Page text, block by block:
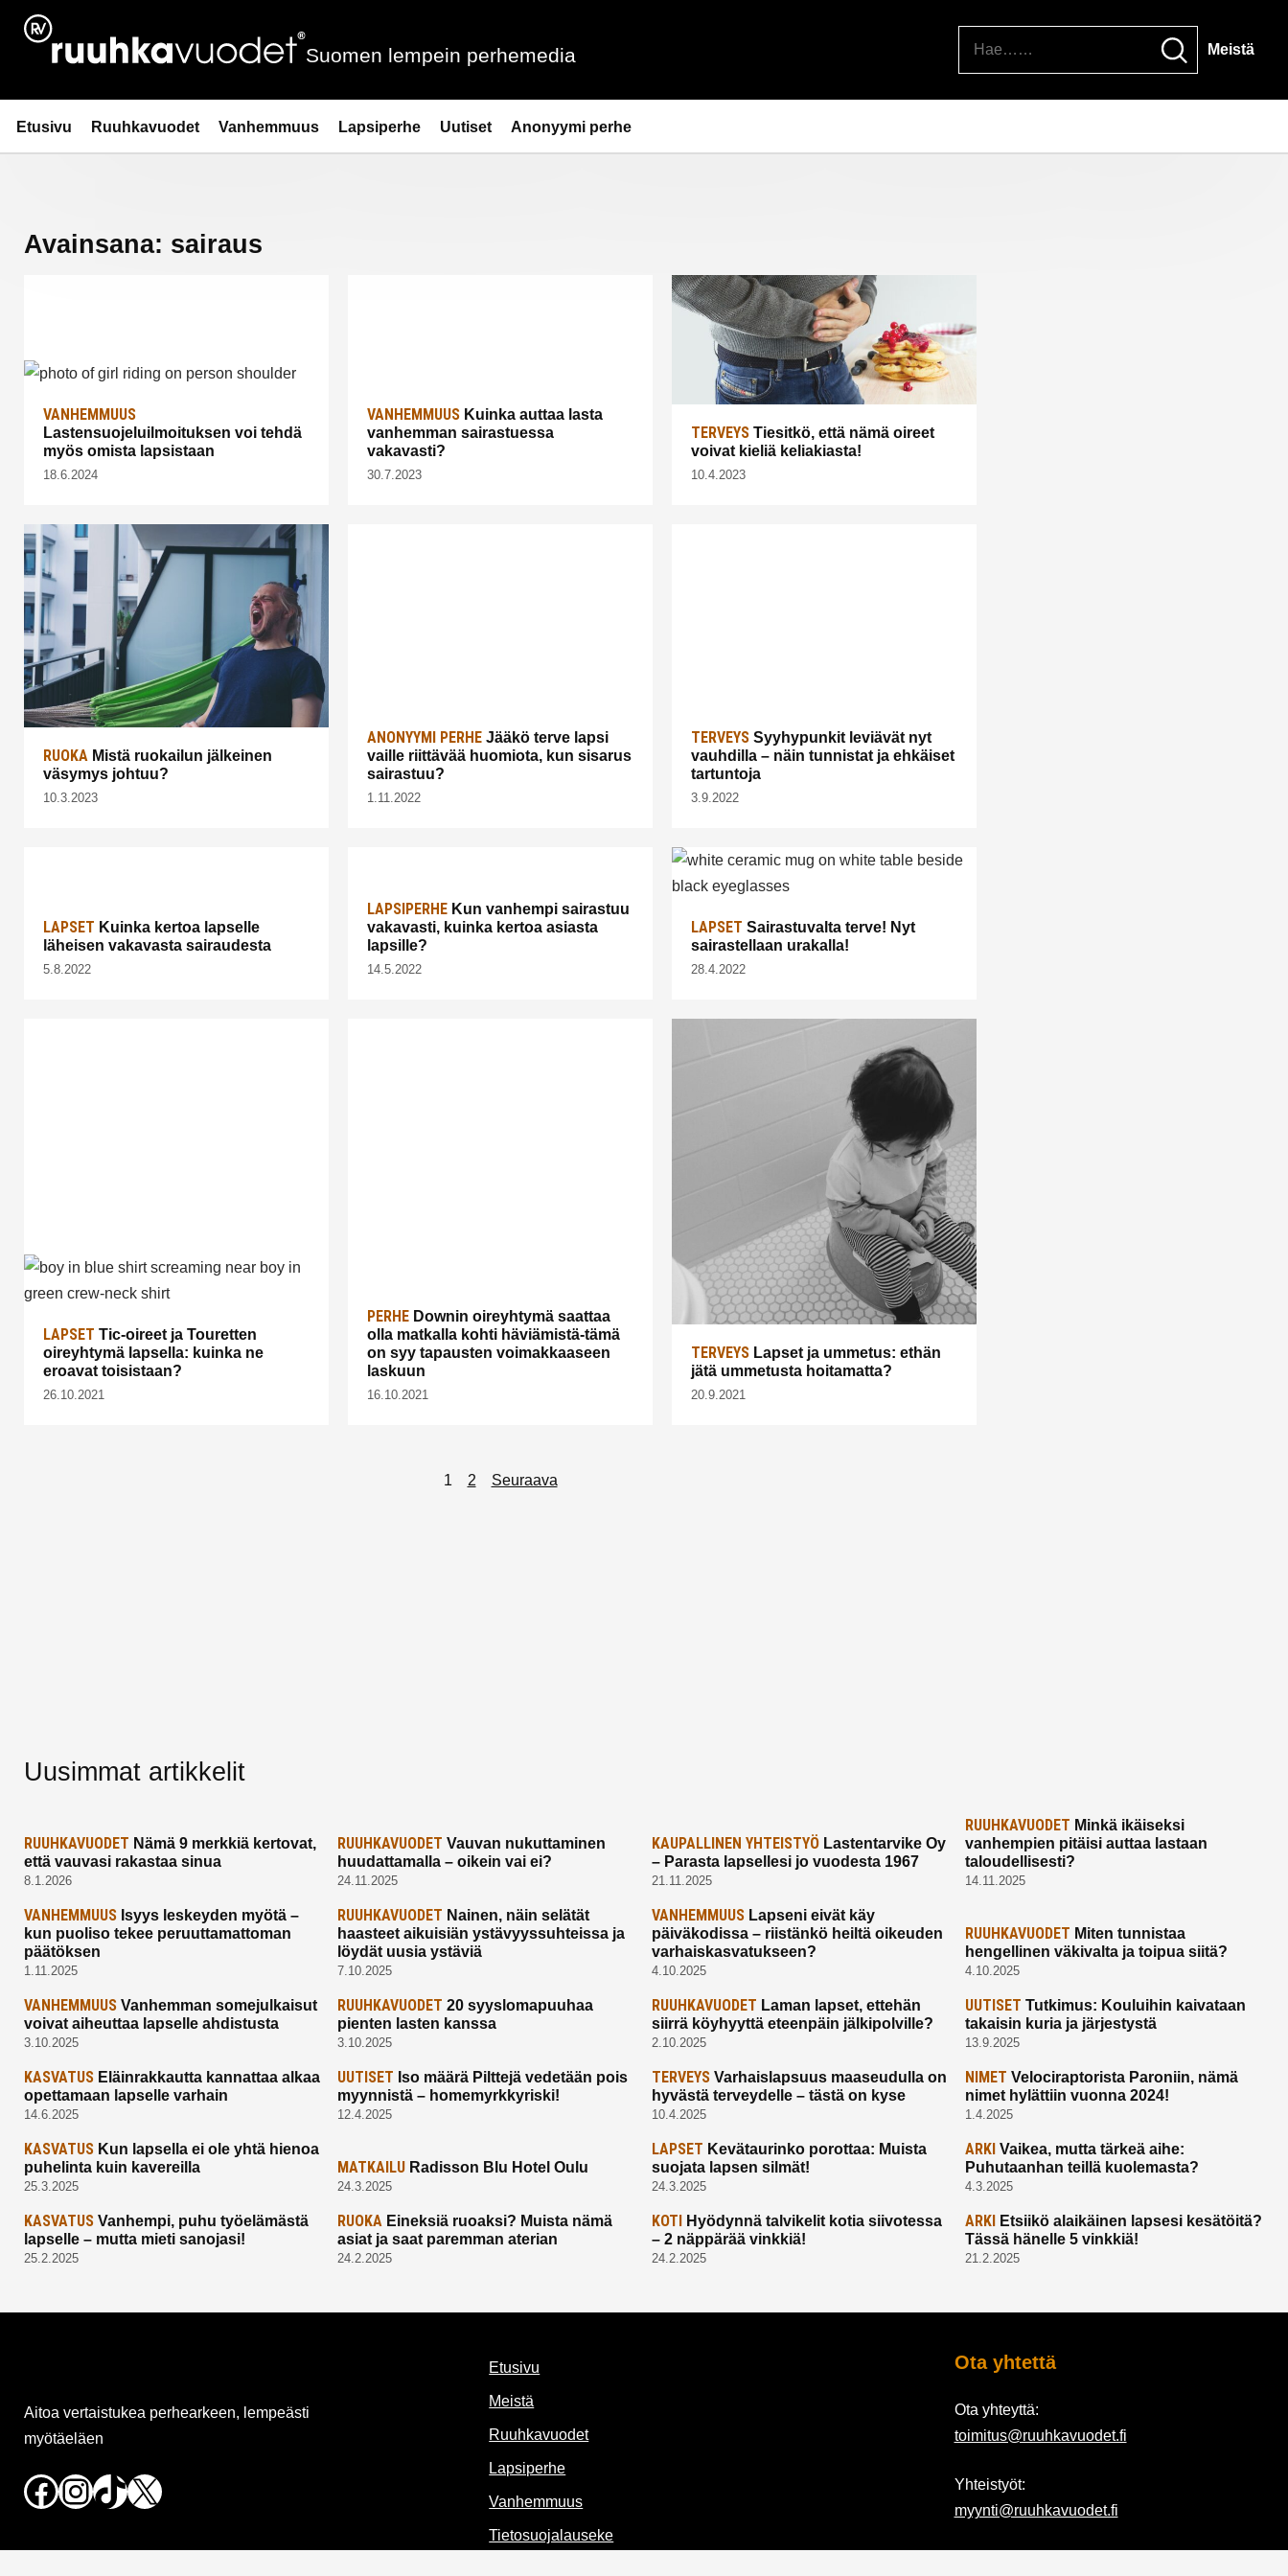
Siirry
sisältöön
Ruuhkavuodet.fi
Suomen lempein perhemedia Meistä
Etusivu Ruuhkavuodet Vanhemmuus Lapsiperhe Uutiset Anonyymi perhe
Avainsana: sairaus
VANHEMMUUS
Lastensuojeluilmoituksen voi tehdä
myös omista lapsistaan
18.6.2024
VANHEMMUUS Kuinka auttaa lasta
vanhemman sairastuessa
vakavasti?
30.7.2023
TERVEYS Tiesitkö, että nämä oireet
voivat kieliä keliakiasta!
10.4.2023
RUOKA Mistä ruokailun jälkeinen
väsymys johtuu?
10.3.2023
ANONYYMI PERHE Jääkö terve lapsi
vaille riittävää huomiota, kun sisarus
sairastuu?
1.11.2022
TERVEYS Syyhypunkit leviävät nyt
vauhdilla – näin tunnistat ja ehkäiset
tartuntoja
3.9.2022
LAPSET Kuinka kertoa lapselle
läheisen vakavasta sairaudesta
5.8.2022
LAPSIPERHE Kun vanhempi sairastuu
vakavasti, kuinka kertoa asiasta
lapsille?
14.5.2022
LAPSET Sairastuvalta terve! Nyt
sairastellaan urakalla!
28.4.2022
LAPSET Tic-oireet ja Touretten
oireyhtymä lapsella: kuinka ne
eroavat toisistaan?
26.10.2021
PERHE Downin oireyhtymä saattaa
olla matkalla kohti häviämistä-tämä
on syy tapausten voimakkaaseen
laskuun
16.10.2021
TERVEYS Lapset ja ummetus: ethän
jätä ummetusta hoitamatta?
20.9.2021
1 2 Seuraava
Uusimmat artikkelit
RUUHKAVUODET Nämä 9 merkkiä kertovat,
että vauvasi rakastaa sinua
8.1.2026
RUUHKAVUODET Vauvan nukuttaminen
huudattamalla – oikein vai ei?
24.11.2025
KAUPALLINEN YHTEISTYÖLastentarvike Oy
– Parasta lapsellesi jo vuodesta 1967
21.11.2025
RUUHKAVUODET Minkä ikäiseksi
vanhempien pitäisi auttaa lastaan
taloudellisesti?
14.11.2025
VANHEMMUUS Isyys leskeyden myötä –
kun puoliso tekee peruuttamattoman
päätöksen
1.11.2025
RUUHKAVUODET Nainen, näin selätät
haasteet aikuisiän ystävyyssuhteissa ja
löydät uusia ystäviä
7.10.2025
VANHEMMUUSLapseni eivät käy
päiväkodissa – riistänkö heiltä oikeuden
varhaiskasvatukseen?
4.10.2025
RUUHKAVUODET Miten tunnistaa
hengellinen väkivalta ja toipua siitä?
4.10.2025
VANHEMMUUS Vanhemman somejulkaisut
voivat aiheuttaa lapselle ahdistusta
3.10.2025
RUUHKAVUODET 20 syyslomapuuhaa
pienten lasten kanssa
3.10.2025
RUUHKAVUODET Laman lapset, ettehän
siirrä köyhyyttä eteenpäin jälkipolville?
2.10.2025
UUTISET Tutkimus: Kouluihin kaivataan
takaisin kuria ja järjestystä
13.9.2025
KASVATUS Eläinrakkautta kannattaa alkaa
opettamaan lapselle varhain
14.6.2025
UUTISET Iso määrä Pilttejä vedetään pois
myynnistä – homemyrkkyriski!
12.4.2025
TERVEYSVarhaislapsuus maaseudulla on
hyvästä terveydelle – tästä on kyse
10.4.2025
NIMET Velociraptorista Paroniin, nämä
nimet hylättiin vuonna 2024!
1.4.2025
KASVATUS Kun lapsella ei ole yhtä hienoa
puhelinta kuin kavereilla
25.3.2025
MATKAILU Radisson Blu Hotel Oulu
24.3.2025
LAPSET Kevätaurinko porottaa: Muista
suojata lapsen silmät!
24.3.2025
ARKI Vaikea, mutta tärkeä aihe:
Puhutaanhan teillä kuolemasta?
4.3.2025
KASVATUS Vanhempi, puhu työelämästä
lapselle – mutta mieti sanojasi!
25.2.2025
RUOKA Eineksiä ruoaksi? Muista nämä
asiat ja saat paremman aterian
24.2.2025
KOTI Hyödynnä talvikelit kotia siivotessa
– 2 näppärää vinkkiä!
24.2.2025
ARKI Etsiikö alaikäinen lapsesi kesätöitä?
Tässä hänelle 5 vinkkiä!
21.2.2025
Aitoa vertaistukea perhearkeen, lempeästi
myötäeläen
Facebook
Instagram
TikTok
X
Etusivu
Meistä
Ruuhkavuodet
Lapsiperhe
Vanhemmuus
Tietosuojalauseke
Ota yhtettä
Ota yhteyttä:
toimitus@ruuhkavuodet.fi
Yhteistyöt:
myynti@ruuhkavuodet.fi